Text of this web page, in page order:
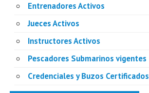
Entrenadores Activos
Jueces Activos
Instructores Activos
Pescadores Submarinos vigentes
Credenciales y Buzos Certificados